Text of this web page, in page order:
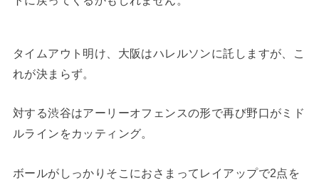
タイムアウト明け、大阪はハレルソンに託しますが、こ
れが決まらず。
対する渋谷はアーリーオフェンスの形で再び野口がミド
ルラインをカッティング。
ボールがしっかりそこにおさまってレイアップで2点を